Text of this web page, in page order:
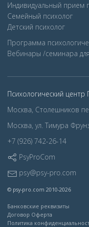
Индивидуальный прием
Семейный психолог
Детcкий психолог
Программа
Вебинары /семинара
Психологический
Москва, Столешников
Москва, ул. Тимура
+7 (926) 742-26-14
PsyProCom
psy@psy-pro.com
© psy-pro.com 2010-2026
Банковские реквизиты
Договор Оферта
Политика